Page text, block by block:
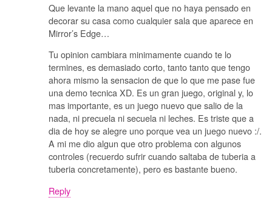
Que levante la mano aquel que no haya pensado en
decorar su casa como cualquier sala que aparece en
Mirror’s Edge…
Tu opinion cambiara minimamente cuando te lo
termines, es demasiado corto, tanto tanto que tengo
ahora mismo la sensacion de que lo que me pase fue
una demo tecnica XD. Es un gran juego, original y, lo
mas importante, es un juego nuevo que salio de la
nada, ni precuela ni secuela ni leches. Es triste que a
dia de hoy se alegre uno porque vea un juego nuevo :/.
A mi me dio algun que otro problema con algunos
controles (recuerdo sufrir cuando saltaba de tuberia a
tuberia concretamente), pero es bastante bueno.
Reply